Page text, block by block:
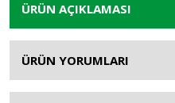
ÜRÜN AÇIKLAMASI
ÜRÜN YORUMLARI